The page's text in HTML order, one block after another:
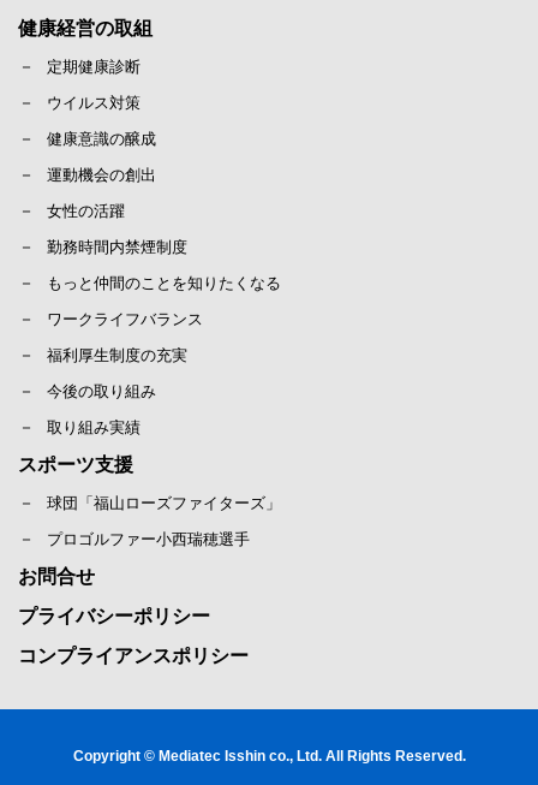
健康経営の取組
定期健康診断
ウイルス対策
健康意識の醸成
運動機会の創出
女性の活躍
勤務時間内禁煙制度
もっと仲間のことを知りたくなる
ワークライフバランス
福利厚生制度の充実
今後の取り組み
取り組み実績
スポーツ支援
球団「福山ローズファイターズ」
プロゴルファー小西瑞穂選手
お問合せ
プライバシーポリシー
コンプライアンスポリシー
Copyright © Mediatec Isshin co., Ltd. All Rights Reserved.